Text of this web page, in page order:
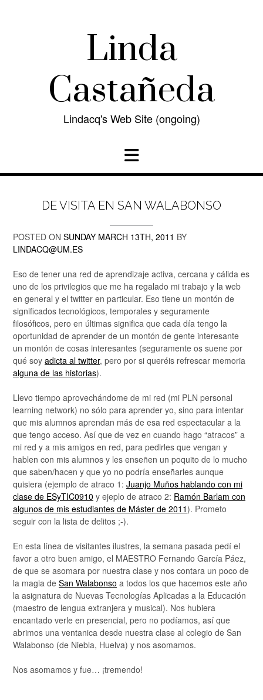
Linda
Castañeda
Lindacq's Web Site (ongoing)
DE VISITA EN SAN WALABONSO
POSTED ON SUNDAY MARCH 13TH, 2011 BY
LINDACQ@UM.ES
Eso de tener una red de aprendizaje activa, cercana y cálida es
uno de los privilegios que me ha regalado mi trabajo y la web
en general y el twitter en particular. Eso tiene un montón de
significados tecnológicos, temporales y seguramente
filosóficos, pero en últimas significa que cada día tengo la
oportunidad de aprender de un montón de gente interesante
un montón de cosas interesantes (seguramente os suene por
qué soy adicta al twitter, pero por si queréis refrescar memoria
alguna de las historias).
Llevo tiempo aprovechándome de mi red (mi PLN personal
learning network) no sólo para aprender yo, sino para intentar
que mis alumnos aprendan más de esa red espectacular a la
que tengo acceso. Así que de vez en cuando hago “atracos” a
mi red y a mis amigos en red, para pedirles que vengan y
hablen con mis alumnos y les enseñen un poquito de lo mucho
que saben/hacen y que yo no podría enseñarles aunque
quisiera (ejemplo de atraco 1: Juanjo Muños hablando con mi
clase de ESyTIC0910 y ejeplo de atraco 2: Ramón Barlam con
algunos de mis estudiantes de Máster de 2011). Prometo
seguir con la lista de delitos ;-).
En esta línea de visitantes ilustres, la semana pasada pedí el
favor a otro buen amigo, el MAESTRO Fernando García Páez,
de que se asomara por nuestra clase y nos contara un poco de
la magia de San Walabonso a todos los que hacemos este año
la asignatura de Nuevas Tecnologías Aplicadas a la Educación
(maestro de lengua extranjera y musical). Nos hubiera
encantado verle en presencial, pero no podíamos, así que
abrimos una ventanica desde nuestra clase al colegio de San
Walabonso (de Niebla, Huelva) y nos asomamos.
Nos asomamos y fue… ¡tremendo!